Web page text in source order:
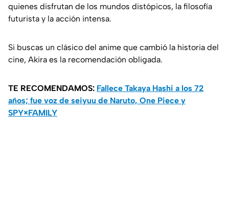
quienes disfrutan de los mundos distópicos, la filosofía
futurista y la acción intensa.
Si buscas un clásico del anime que cambió la historia del
cine, Akira es la recomendación obligada.
TE RECOMENDAMOS: Fallece Takaya Hashi a los 72
años; fue voz de seiyuu de Naruto, One Piece y
SPY×FAMILY